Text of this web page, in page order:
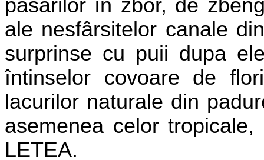
pasarilor în zbor, de
ale nesfârsitelor canale
surprinse cu puii dupa
întinselor covoare de
lacurilor naturale din
asemenea celor
LETEA.